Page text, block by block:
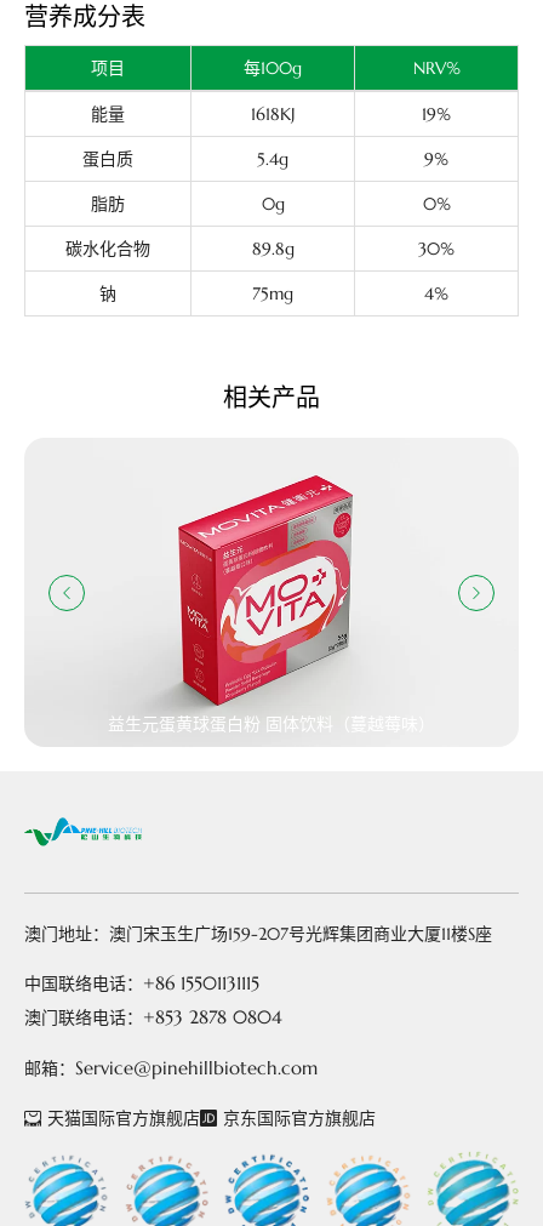
营养成分表
项目 每100g NRV%
能量 1618KJ 19%
蛋白质 5.4g 9%
脂肪 0g 0%
碳水化合物 89.8g 30%
钠 75mg 4%
相关产品
益生元蛋黄球蛋白粉 固体饮料（蔓越莓味）
澳门地址：澳门宋玉生广场159-207号光辉集团商业大厦11楼S座
中国联络电话： +86 15501131115
澳门联络电话： +853 2878 0804
邮箱： Service@pinehillbiotech.com
天猫国际官方旗舰店 京东国际官方旗舰店